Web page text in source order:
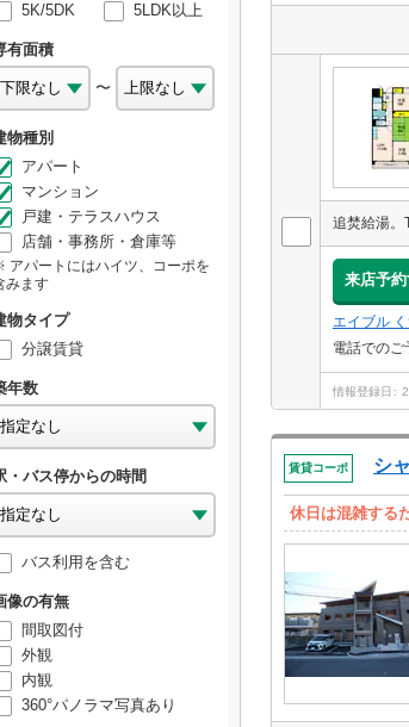
5K/5DK
5LDK以上
有面積
〜
物種別
アパート
マンション
戸建・テラスハウス
店舗・事務所・倉庫等
アパートにはハイツ、コーポを
みます
物タイプ
分譲賃貸
年数
・バス停からの時間
バス利用を含む
像の有無
間取図付
外観
内観
360°パノラマ写真あり
来店予約
エイブル
電話でのご
情報登録日
賃貸コーポ シ
休日は混雑する